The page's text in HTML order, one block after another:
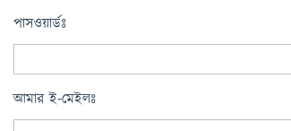
পাসওয়ার্ডঃ
আমার ই-মেইলঃ